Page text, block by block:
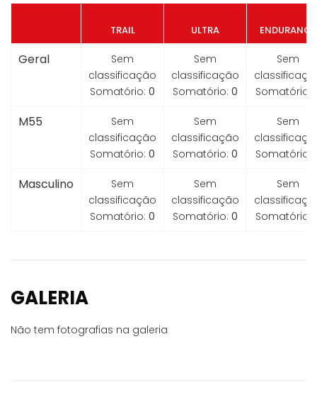
TRAIL ULTRA ENDURANCE
Geral
Sem
classificação
Somatório: 0
Sem
classificação
Somatório: 0
Sem
Somatório:
M55
Sem
classificação
Somatório: 0
Sem
classificação
Somatório: 0
Sem
Somatório:
Masculino
Sem
classificação
Somatório: 0
Sem
classificação
Somatório: 0
Sem
Somatório:
GALERIA
Não tem fotografias na galeria